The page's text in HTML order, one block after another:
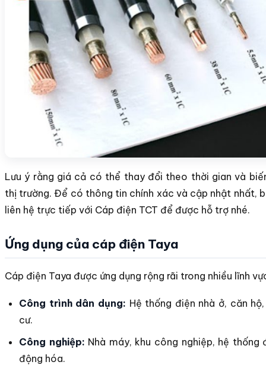
Lưu ý rằng giá cả có thể thay đổi theo thời gian và
thị trường. Để có thông tin chính xác và cập nhật nhất,
liên hệ trực tiếp với Cáp điện TCT để được hỗ trợ nhé.
Ứng dụng của cáp điện Taya
Cáp điện Taya được ứng dụng rộng rãi trong nhiều lĩnh
Công trình dân dụng: Hệ thống điện nhà ở, căn
cư.
Công nghiệp: Nhà máy, khu công nghiệp, hệ thống
động hóa.